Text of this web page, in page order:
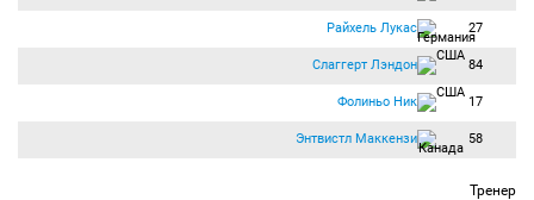
Райхель Лукас 27
Слаггерт Лэндон 84
Фолиньо Ник 17
Энтвистл Маккензи 58
Тренер